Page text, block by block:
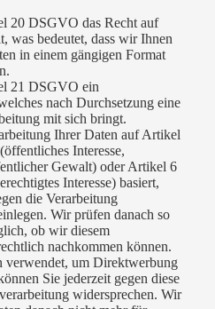
20 DSGVO das Recht auf
was bedeutet, dass wir Ihnen
in einem gängigen Format
21 DSGVO ein
nach Durchsetzung eine
mit sich bringt.
Ihrer Daten auf Artikel
Interesse,
Gewalt) oder Artikel 6
Interesse) basiert,
die Verarbeitung
Wir prüfen danach so
ob wir diesem
nachkommen können.
verwendet, um Direktwerbung
Sie jederzeit gegen diese
widersprechen. Wir